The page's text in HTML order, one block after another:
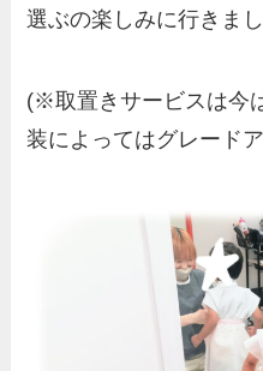
選ぶの楽しみに行きま
(※取置きサービスは今
装によってはグレード